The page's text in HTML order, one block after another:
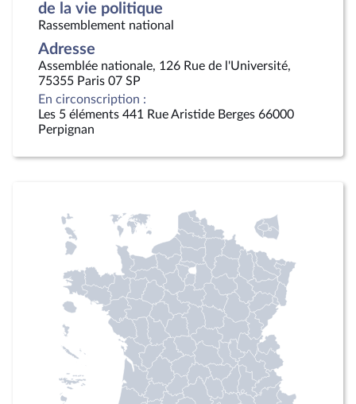
de la vie politique
Rassemblement national
Adresse
Assemblée nationale, 126 Rue de l'Université,
75355 Paris 07 SP
En circonscription :
Les 5 éléments 441 Rue Aristide Berges 66000
Perpignan